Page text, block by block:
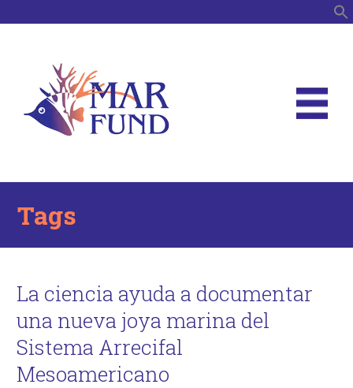
Tags
La ciencia ayuda a documentar
una nueva joya marina del
Sistema Arrecifal
Mesoamericano